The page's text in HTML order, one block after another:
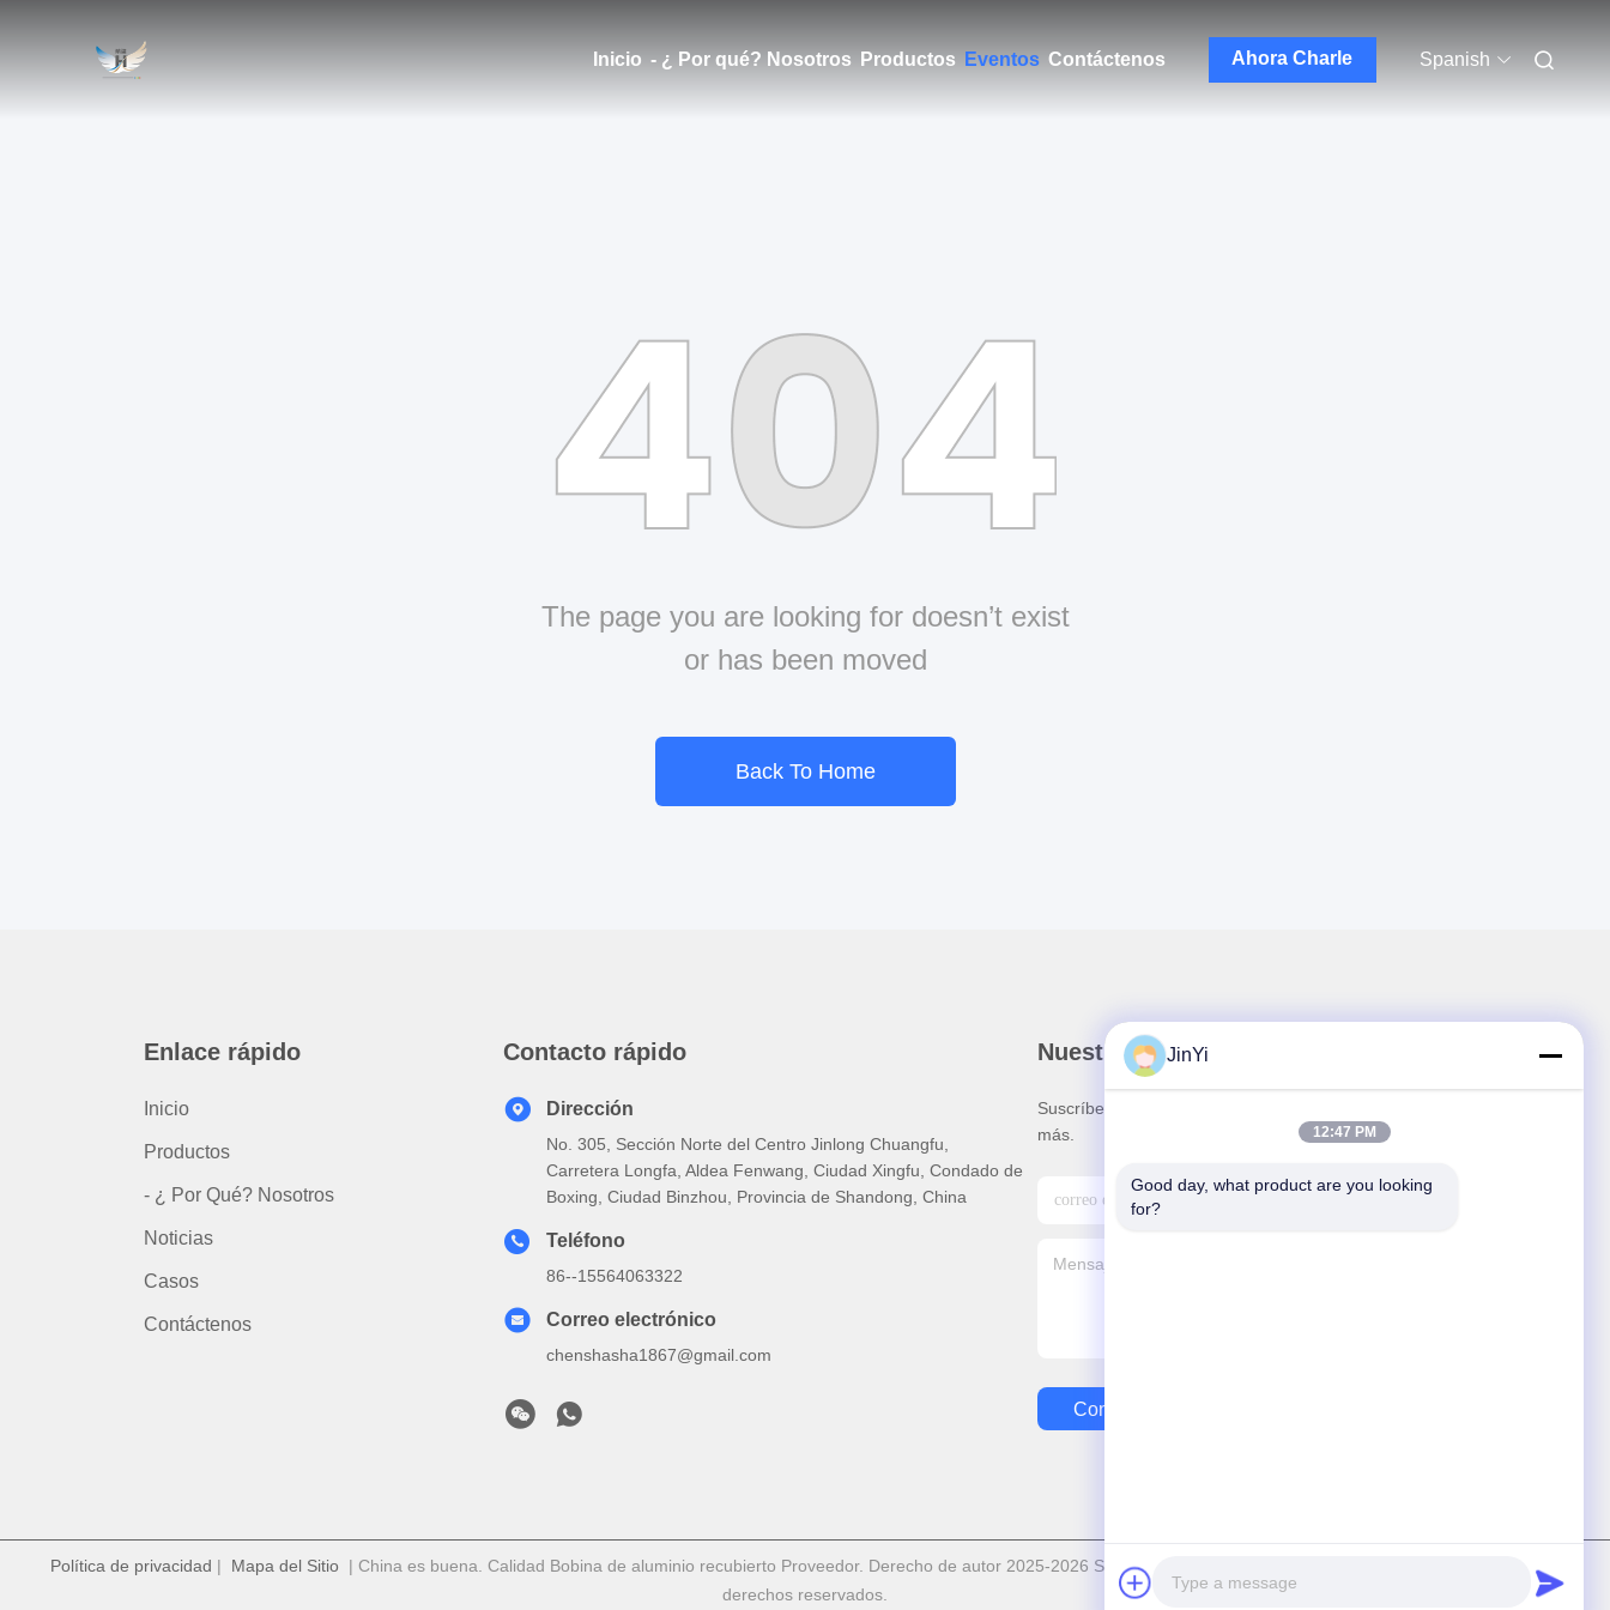
Inicio - ¿ Por qué? Nosotros Productos Eventos Contáctenos Ahora Charle Spanish
The page you are looking for doesn’t exist
or has been moved
Back To Home
Enlace rápido
Inicio
Productos
- ¿ Por Qué? Nosotros
Noticias
Casos
Contáctenos
Contacto rápido
Dirección
No. 305, Sección Norte del Centro Jinlong Chuangfu,
Carretera Longfa, Aldea Fenwang, Ciudad Xingfu, Condado de
Boxing, Ciudad Binzhou, Provincia de Shandong, China
Teléfono
86--15564063322
Correo electrónico
chenshasha1867@gmail.com
Nuestro boletín
Suscríbete a nuestro boletín para obtener descuentos y
más.
Contáctenos
Política de privacidad | Mapa del Sitio | China es buena. Calidad Bobina de aluminio recubierto Proveedor. Derecho de autor 2025-2026 Shandong Hangxi Metal Technology Co., Ltd. Todo. Todos los
derechos reservados.
JinYi
12:47 PM
Good day, what product are you looking
for?